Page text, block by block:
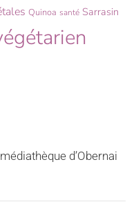
Quinoa santé Sarrasin
d’Obernai